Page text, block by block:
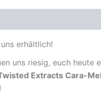
erhältlich!
uns riesig, euch heute
Extracts Cara-